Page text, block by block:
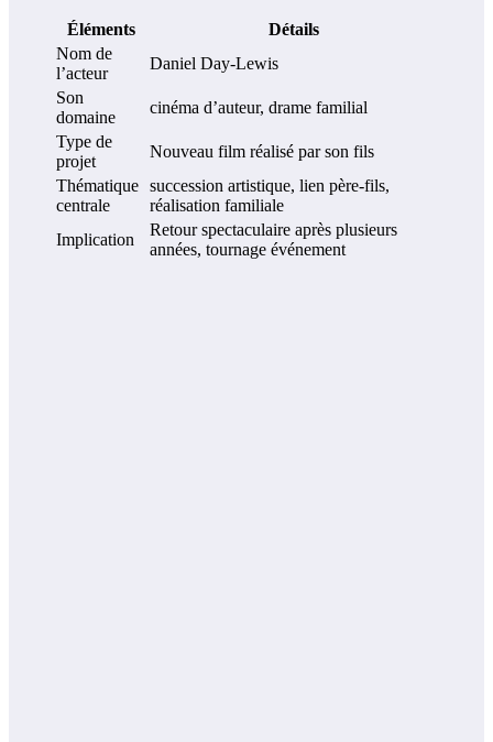
Éléments
Détails
Nom de
l’acteur
Daniel Day-Lewis
Son
domaine
cinéma d’auteur, drame familial
Type de
projet
Nouveau film réalisé par son fils
Thématique
centrale
succession artistique, lien père-fils,
réalisation familiale
Implication
Retour spectaculaire après plusieurs
années, tournage événement